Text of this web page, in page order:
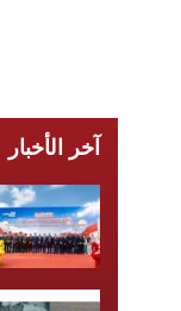
آخر الأخبار